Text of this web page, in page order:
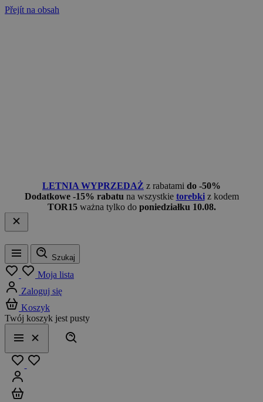
Přejít na obsah
LETNIA WYPRZEDAŻ z rabatami do -50%
Dodatkowe -15% rabatu na wszystkie torebkiz kodem
TOR15 ważna tylko do poniedziałku 10.08.
Menu
Szukaj
Moja lista
Zaloguj się
Koszyk
Twój koszyk jest pusty
Menu
Zamknij